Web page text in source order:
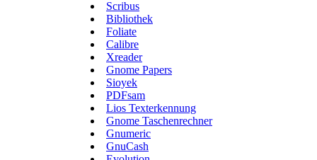
Scribus
Bibliothek
Foliate
Calibre
Xreader
Gnome Papers
Sioyek
PDFsam
Lios Texterkennung
Gnome Taschenrechner
Gnumeric
GnuCash